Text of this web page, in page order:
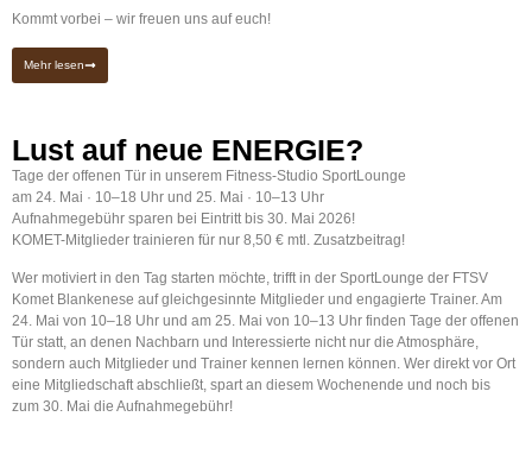
Kommt vorbei – wir freuen uns auf euch!
Mehr lesen
Lust auf neue ENERGIE?
Tage der offenen Tür in unserem Fitness-Studio SportLounge
am 24. Mai · 10–18 Uhr und 25. Mai · 10–13 Uhr
Aufnahmegebühr sparen bei Eintritt bis 30. Mai 2026!
KOMET-Mitglieder trainieren für nur 8,50 € mtl. Zusatzbeitrag!
Wer motiviert in den Tag starten möchte, trifft in der SportLounge der FTSV
Komet Blankenese auf gleichgesinnte Mitglieder und engagierte Trainer. Am
24. Mai von 10–18 Uhr und am 25. Mai von 10–13 Uhr finden Tage der offenen
Tür statt, an denen Nachbarn und Interessierte nicht nur die Atmosphäre,
sondern auch Mitglieder und Trainer kennen lernen können. Wer direkt vor Ort
eine Mitgliedschaft abschließt, spart an diesem Wochenende und noch bis
zum 30. Mai die Aufnahmegebühr!